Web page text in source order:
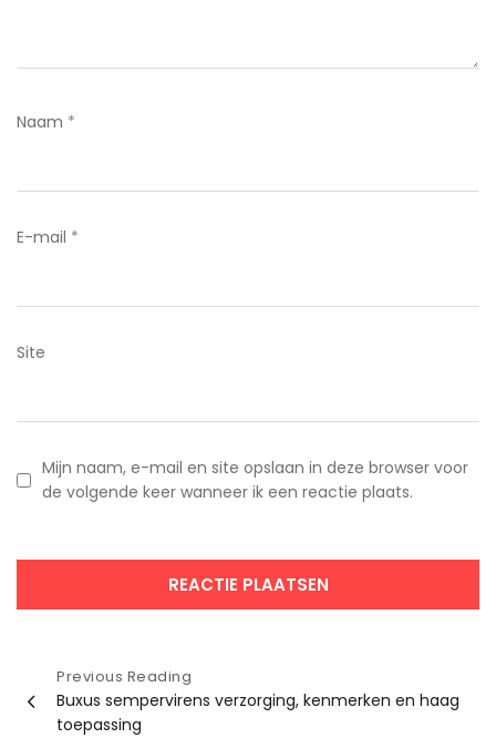
Naam *
E-mail *
Site
Mijn naam, e-mail en site opslaan in deze browser voor
de volgende keer wanneer ik een reactie plaats.
Bericht
navigatie
Previous Reading
Buxus sempervirens verzorging, kenmerken en haag
toepassing